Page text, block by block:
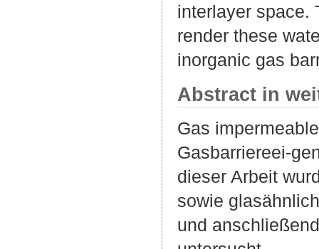
interlayer space.
render these
inorganic gas
Abstract in
Gas
Gasbarriereei-
dieser Arbeit
sowie
und